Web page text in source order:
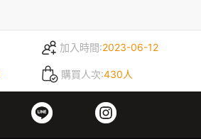
加入時間:2023-06-12
購買人次:430人